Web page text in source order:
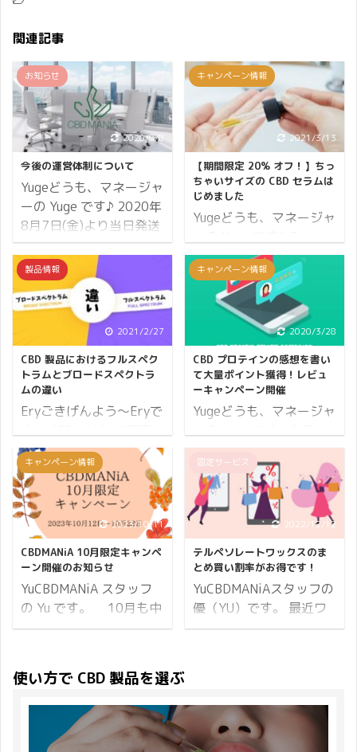
関連記事
お知らせ
2020/8/8
今後の運営体制について
Yugeどうも、マネージャ
ーの Yuge です♪ 2020年
8月7日(金)より当日発送
の締め切りと電話お問い
合わせ窓口の受付時間が
変更となります。 現在
CBDMANiA のショールー
ム（店舗）は新型コロナ
ウイルスの影響で引き続
き営業は自粛しています
が、ウェブサイトではい
つでもお買い物ができま
すので是非ともご利用く
ださい。 それでは変更と
なりました発送と電話の
受付時間についてお知ら
せいたします。 当日発送
について これまでは14
時までのご決済で当日発
送をしていましたが、13
時までのご決済で当日発
送とさせて ...
キャンペーン情報
2021/3/13
【期間限定 20% オフ！】ちっ
ちゃいサイズの CBD セラムは
じめました
Yugeどうも、マネージャ
からお試しサイズの CBD
セラム（肌用美容液）が
発売されました。 先日の
癒しフェアで女性からの
支持をもっとも集め、
Twitter でも話題になっ
た肌用 CBD コスメ大注
目の商品です。 期間限定
で何個でも 20% オフと
ていただくと1,500ポイ
ントの獲得。 定価4,290
円での販売となります
が、本キャンペーンを利
用することで実質1,932
円でお買い求めいただけ
ます。 そういったわけ
で、この記事でお伝えし
たいことは下記 ...
製品情報
2021/2/27
CBD 製品におけるフルスペク
トラムとブロードスペクトラ
ムの違い
Eryごきげんよう～Eryで
ているCBD製品の多く
は、海外から輸入してい
るものを取り扱っていま
す。 最近よく見かけるよ
うになったのが”フルス
ペクトラム”や”ブロード
スペクトラム”といった
製品です。 あなたも一度
はこの表記を見たことが
ラムの違いって一体何が
いるのでは？ そんなあな
たに、この記事では「フ
キャンペーン情報
2020/3/28
CBD プロテインの感想を書い
て大量ポイント獲得！レビュ
ーキャンペーン開催
Yugeどうも、マネージャ
CBD プロテインが販売と
なりましたが、おかげさ
まで鬼のような注文数を
いただきました。 予約注
文をしていただいたお客
さまには、すでに CBD
プロテインがお手元に届
いていることでしょう。
そして実際に試してみて
もプロテインも続けてみ
ないと良し悪しを判断で
キャンペーン情報
2023/10/11
CBDMANiA 10月限定キャンペ
ーン開催のお知らせ
YuCBDMANiA スタッフ
の Yu です。 10月も中
旬となり、朝晩は肌寒く
アにもよると思います
が、東京は寒暖の差が激
しく体調を崩している人
が周りに増えてきていま
固定サービス
2022/12/12
テルペソレートワックスのま
とめ買い割率がお得です！
YuCBDMANiAスタッフの
優（YU）です。 最近ワ
ックスや吸引タイプの種
せんが、高濃度CBDワッ
クスで人気のある テルペ
ン配合 和みワックスはい
使い方で CBD 製品を選ぶ